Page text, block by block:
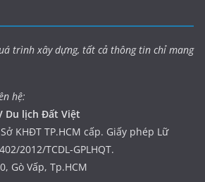
trình xây dựng, tất cả thông tin chỉ mang
hệ:
Du lịch Đất Việt
KHĐT TP.HCM cấp. Giấy phép Lữ
2012/TCDL-GPLHQT.
Gò Vấp, Tp.HCM